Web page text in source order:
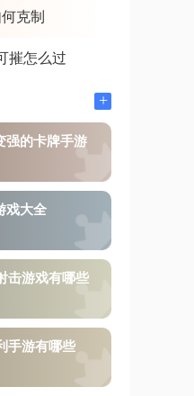
克制
摧怎么过
+
强的卡牌手游
戏大全
击游戏有哪些
手游有哪些